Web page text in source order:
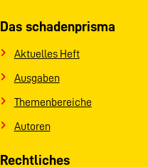
Das schadenprisma
Aktuelles Heft
Ausgaben
Themenbereiche
Autoren
Rechtliches